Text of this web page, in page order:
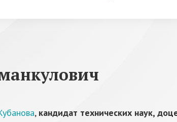
, кандидат технических наук,